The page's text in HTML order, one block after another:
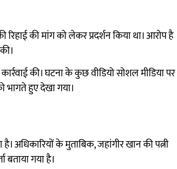
की मांग को लेकर प्रदर्शन किया था। आरोप है
की। घटना के कुछ वीडियो सोशल मीडिया पर
भागते हुए देखा गया।
के मुताबिक, जहांगीर खान की पत्नी
गया है।